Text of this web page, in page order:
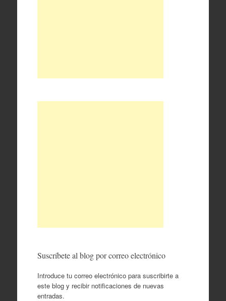
Suscríbete al blog por correo electrónico
Introduce tu correo electrónico para suscribirte a
este blog y recibir notificaciones de nuevas
entradas.